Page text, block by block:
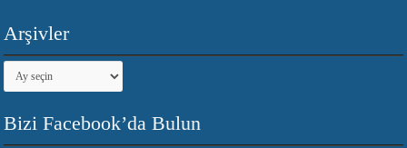
Arşivler
Arşivler
Bizi Facebook’da Bulun